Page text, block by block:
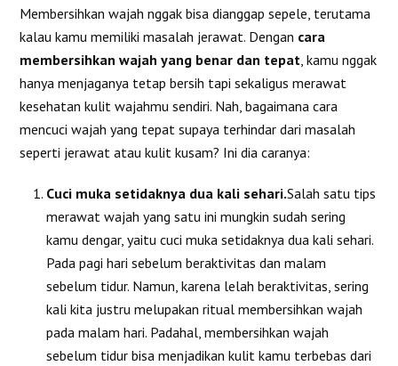
Membersihkan wajah nggak bisa dianggap sepele, terutama
kalau kamu memiliki masalah jerawat. Dengan cara
membersihkan wajah yang benar dan tepat, kamu nggak
hanya menjaganya tetap bersih tapi sekaligus merawat
kesehatan kulit wajahmu sendiri. Nah, bagaimana cara
mencuci wajah yang tepat supaya terhindar dari masalah
seperti jerawat atau kulit kusam? Ini dia caranya:
Cuci muka setidaknya dua kali sehari.Salah satu tips
merawat wajah yang satu ini mungkin sudah sering
kamu dengar, yaitu cuci muka setidaknya dua kali sehari.
Pada pagi hari sebelum beraktivitas dan malam
sebelum tidur. Namun, karena lelah beraktivitas, sering
kali kita justru melupakan ritual membersihkan wajah
pada malam hari. Padahal, membersihkan wajah
sebelum tidur bisa menjadikan kulit kamu terbebas dari